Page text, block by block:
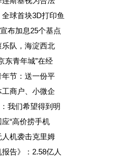
球首块3D打印鱼
布加息25个基点
队，海淀西北
东青年城”在经
节：送一份平
商户、小微企
我们希望得到明
“高价捞手机
机袭击克里姆
告》：2.58亿人